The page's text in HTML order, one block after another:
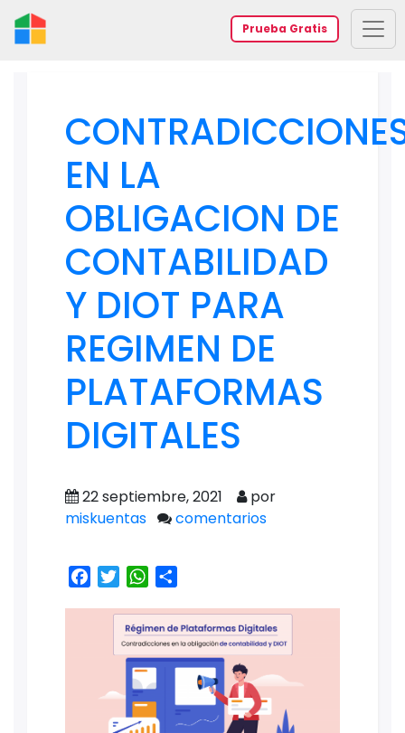
Prueba Gratis
EN LA
OBLIGACION DE
CONTABILIDAD
Y DIOT PARA
REGIMEN DE
PLATAFORMAS
DIGITALES
22 septiembre, 2021
por
miskuentas
comentarios
Facebook
TwitterWhatsApp